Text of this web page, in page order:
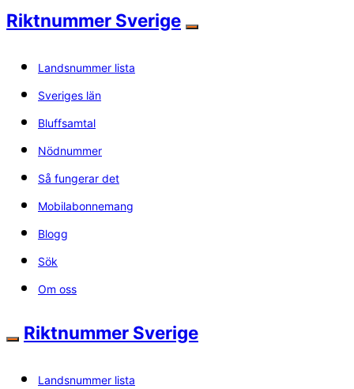
Riktnummer Sverige
Landsnummer lista
Sveriges län
Bluffsamtal
Nödnummer
Så fungerar det
Mobilabonnemang
Blogg
Sök
Om oss
Riktnummer Sverige
Landsnummer lista